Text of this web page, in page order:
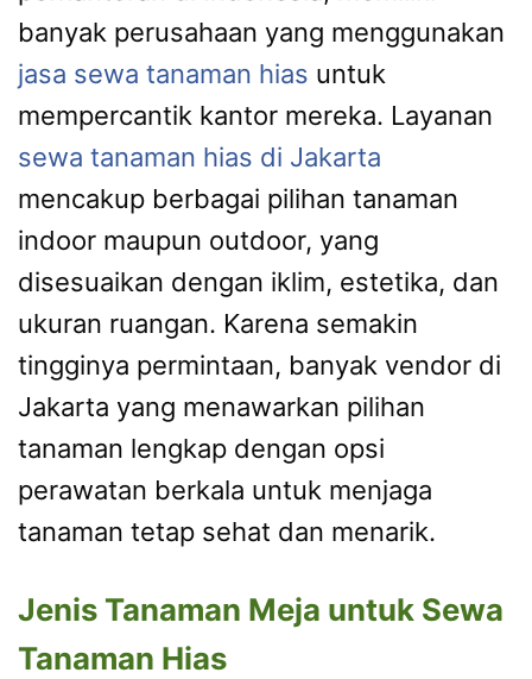
banyak perusahaan yang menggunakan
jasa sewa tanaman hias untuk
mempercantik kantor mereka. Layanan
sewa tanaman hias di Jakarta
mencakup berbagai pilihan tanaman
indoor maupun outdoor, yang
disesuaikan dengan iklim, estetika, dan
ukuran ruangan. Karena semakin
tingginya permintaan, banyak vendor di
Jakarta yang menawarkan pilihan
tanaman lengkap dengan opsi
perawatan berkala untuk menjaga
tanaman tetap sehat dan menarik.
Jenis Tanaman Meja untuk Sewa
Tanaman Hias